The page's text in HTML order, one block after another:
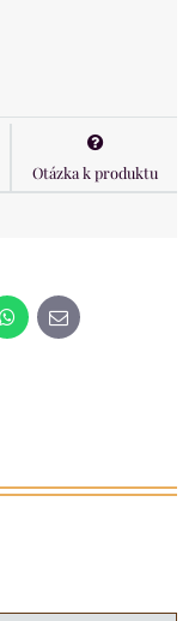
Otázka k produktu
WhatsApp
E-
mail